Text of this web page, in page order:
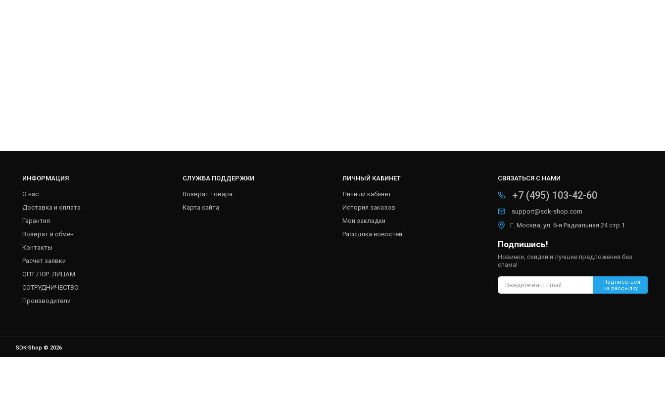
ИНФОРМАЦИЯ
О нас
Доставка и оплата
Гарантия
Возврат и обмен
Контакты
Расчет заявки
ОПТ / ЮР. ЛИЦАМ
СОТРУДНИЧЕСТВО
Производители
СЛУЖБА ПОДДЕРЖКИ
Возврат товара
Карта сайта
ЛИЧНЫЙ КАБИНЕТ
Личный кабинет
История заказов
Мои закладки
Рассылка новостей
СВЯЗАТЬСЯ С НАМИ
+7 (495) 103-42-60
support@sdk-shop.com
Г. Москва, ул. 6-я Радиальная 24 стр 1
Подпишись!
Новинки, скидки и лучшие предложения без
спама!
SDK-Shop © 2026